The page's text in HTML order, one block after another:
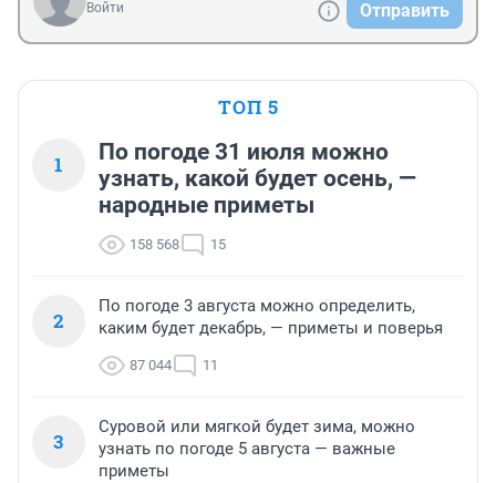
Войти
Отправить
ТОП 5
1
По погоде 31 июля можно
узнать, какой будет осень, —
народные приметы
158 568 15
2
По погоде 3 августа можно определить,
каким будет декабрь, — приметы и поверья
87 044 11
3
Суровой или мягкой будет зима, можно
узнать по погоде 5 августа — важные
приметы